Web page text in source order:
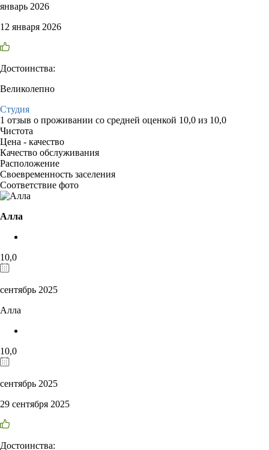
январь 2026
12 января 2026
Достоинства:
Великолепно
Студия
1 отзыв о проживании со средней оценкой 10,0 из 10,0
Чистота
Цена - качество
Качество обслуживания
Расположение
Своевременность заселения
Соответствие фото
Алла
10,0
сентябрь 2025
Алла
10,0
сентябрь 2025
29 сентября 2025
Достоинства: